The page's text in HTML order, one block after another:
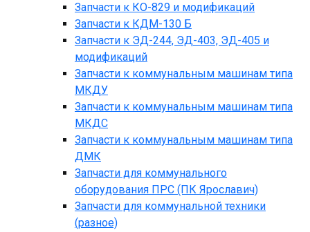
Запчасти к КО-829 и модификаций
Запчасти к КДМ-130 Б
Запчасти к ЭД-244, ЭД-403, ЭД-405 и
модификаций
Запчасти к коммунальным машинам типа
МКДУ
Запчасти к коммунальным машинам типа
МКДС
Запчасти к коммунальным машинам типа
ДМК
Запчасти для коммунального
оборудования ПРС (ПК Ярославич)
Запчасти для коммунальной техники
(разное)